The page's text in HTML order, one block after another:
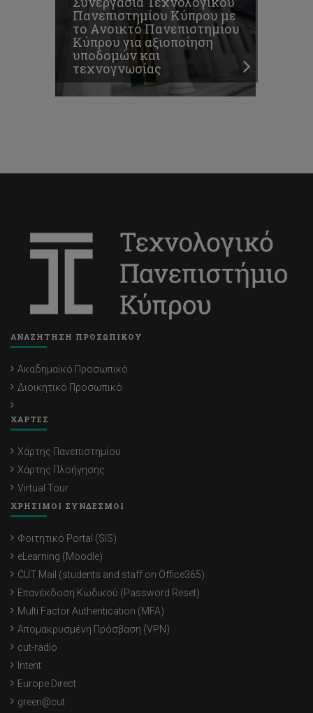
Πανεπιστημίου Κύπρου με
το Ανοικτό Πανεπιστημίου
Κύπρου για αξιοποίηση
υποδομών και
τεχνογνωσίας
ΑΝΑΖΗΤΗΣΗ ΠΡΟΣΩΠΙΚΟΥ
Ακαδημαϊκό Προσωπικό
Διοικητικό Προσωπικό
ΧΑΡΤΕΣ
Χάρτης Πανεπιστημίου
Χάρτης Πλοήγησης
Virtual Tour
ΧΡΗΣΙΜΟΙ ΣΥΝΔΕΣΜΟΙ
Φοιτητικό Portal (SIS)
eLearning (Moodle)
CUT Mail (students and staff on Office365)
Επανέκδοση Κωδικού (Password Reset)
Multi Factor Authentication (MFA)
Απομακρυσμένη Πρόσβαση (VPN)
cut-radio
Intent
Europe Direct
green@cut